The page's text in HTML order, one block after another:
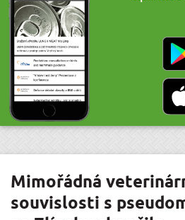
Mimořádná
souvislosti s